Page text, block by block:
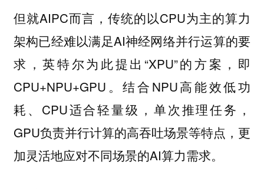
但就AIPC而言，传统的以CPU为主的算力
架构已经难以满足AI神经网络并行运算的要
求，英特尔为此提出“XPU”的方案，即
CPU+NPU+GPU。结合NPU高能效低功
耗、CPU适合轻量级，单次推理任务，
GPU负责并行计算的高吞吐场景等特点，更
加灵活地应对不同场景的AI算力需求。